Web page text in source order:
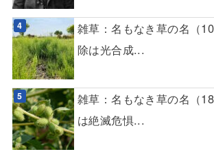
雑草：名もなき草の名（
除は光合成...
雑草：名もなき草の名（
は絶滅危惧...